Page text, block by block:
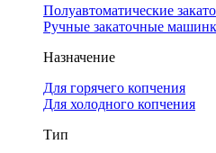
Полуавтоматические
Ручные закаточные
Назначение
Для горячего копчения
Для холодного копчения
Тип